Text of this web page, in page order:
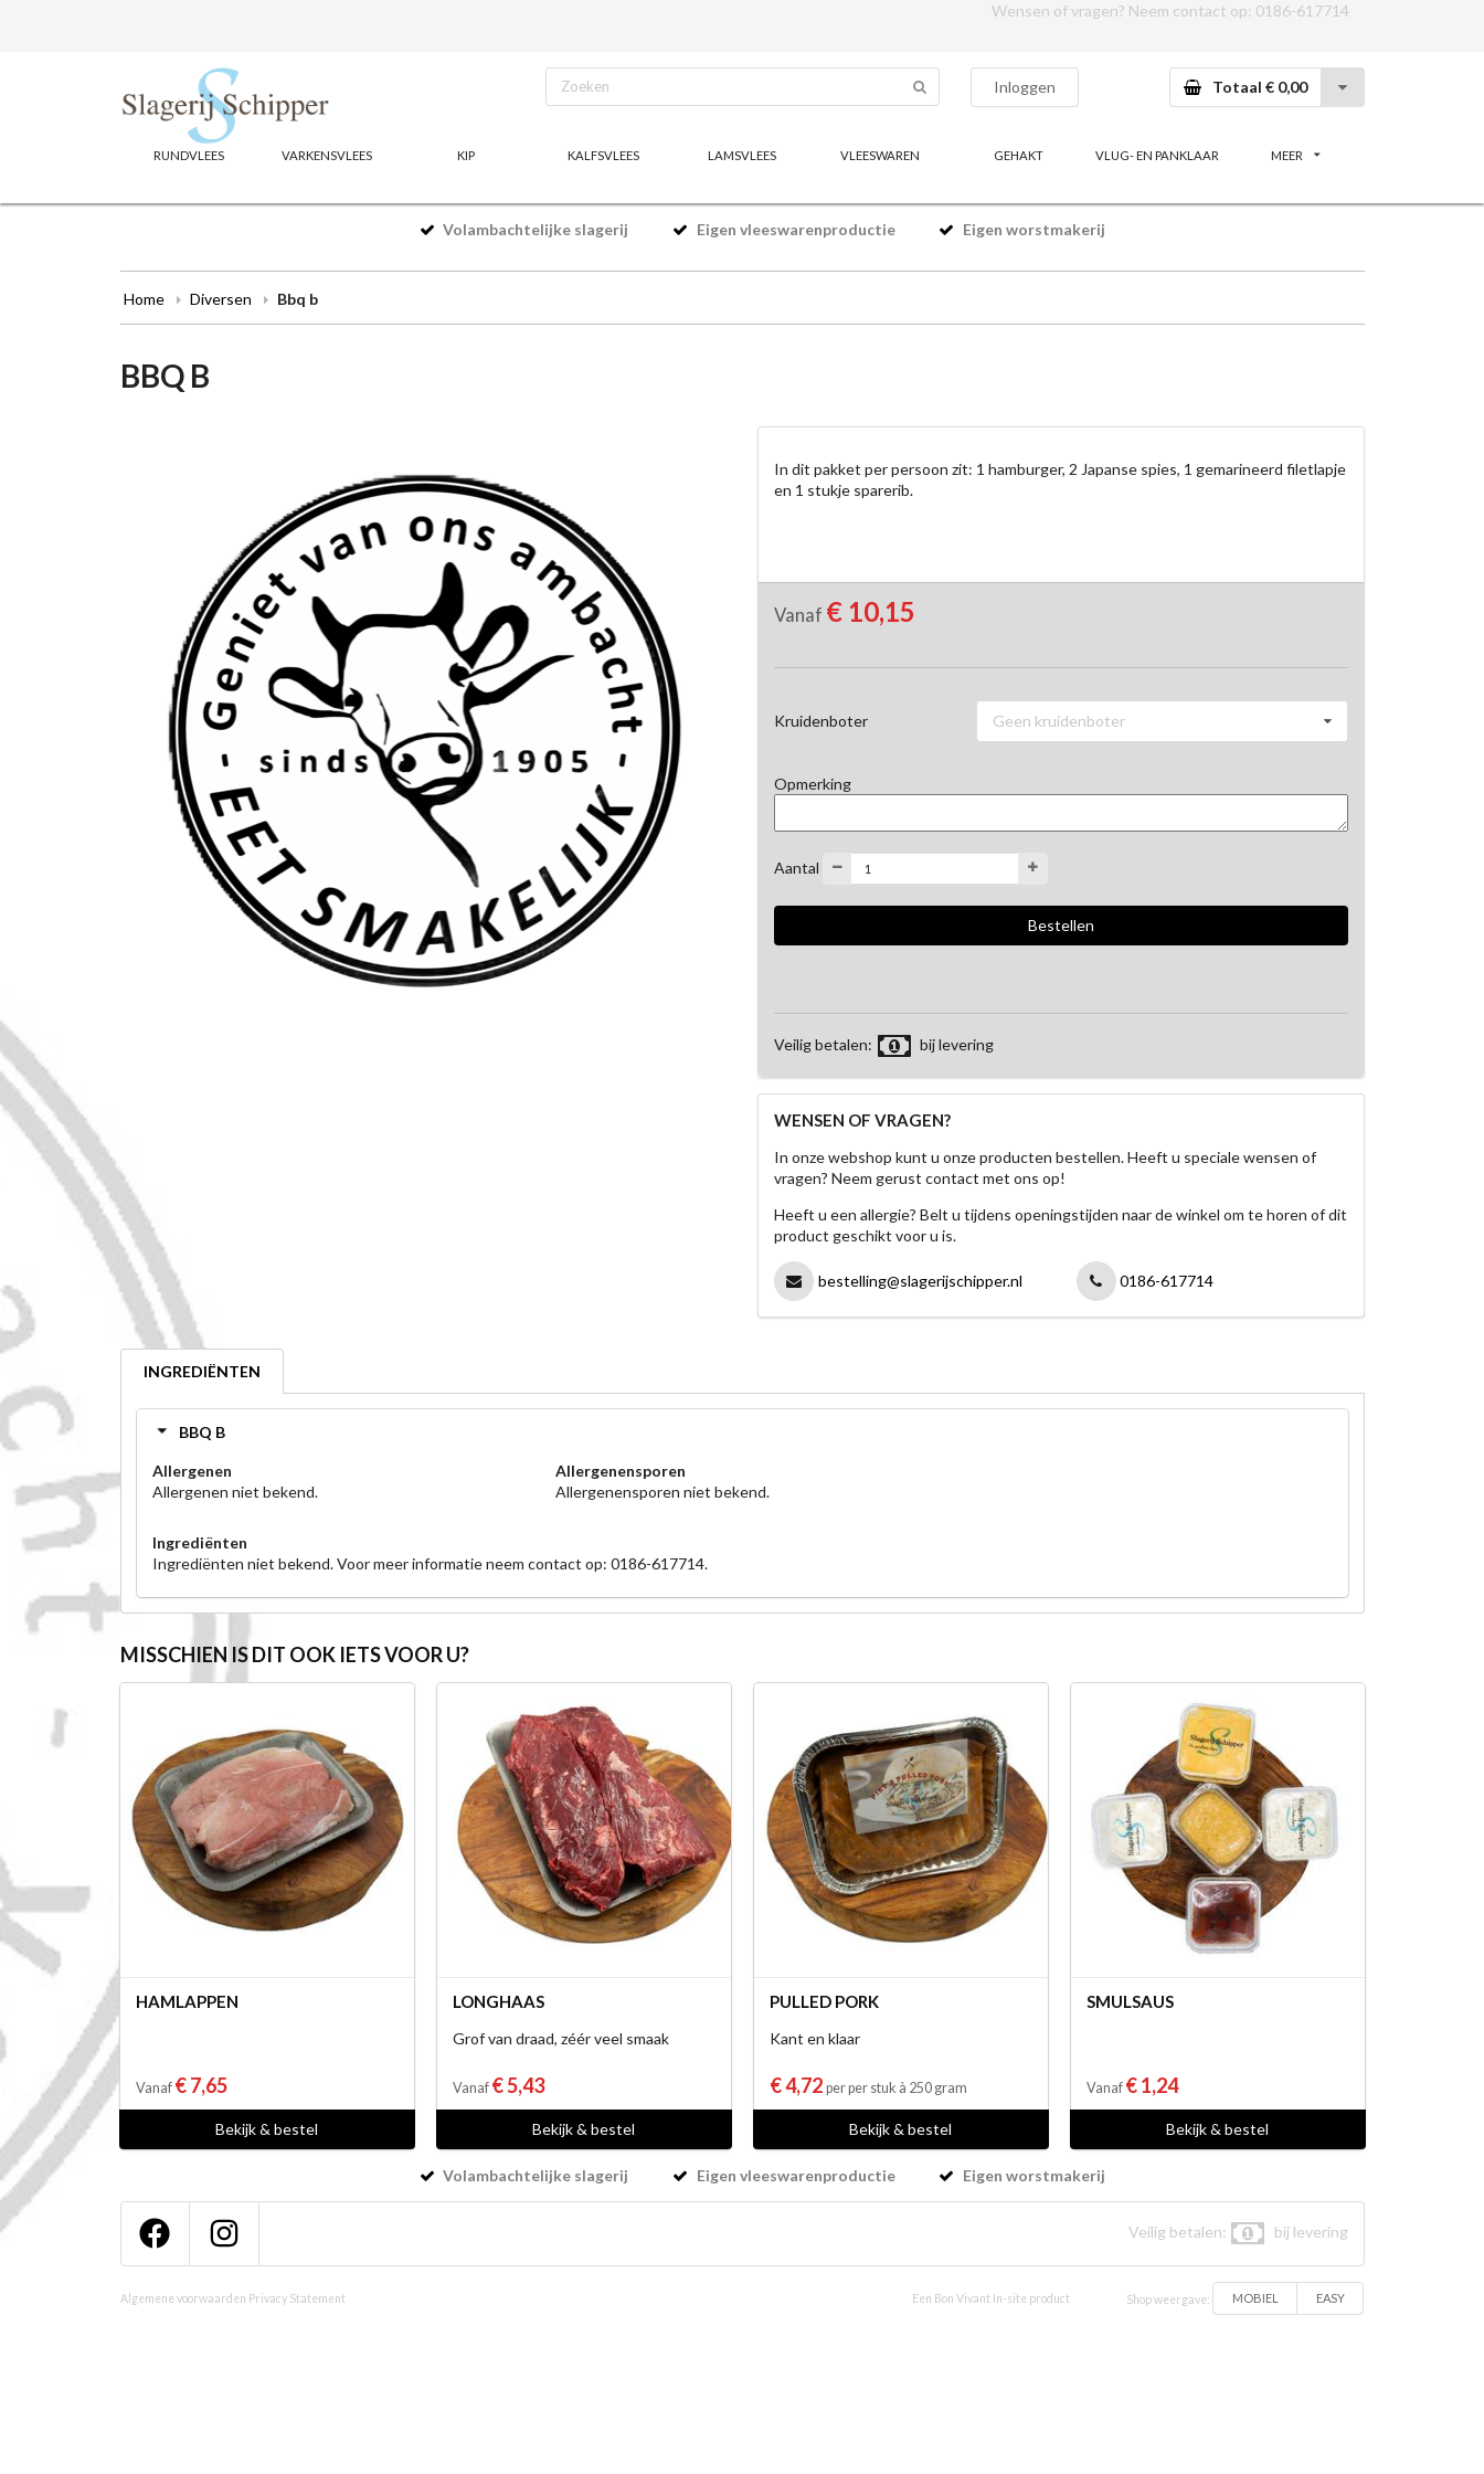
Wensen of vragen? Neem contact op: 0186-617714
Inloggen Totaal € 0,00
RUNDVLEES VARKENSVLEES KIP KALFSVLEES LAMSVLEES VLEESWAREN GEHAKT VLUG- EN PANKLAAR MEER
Volambachtelijke slagerij Eigen vleeswarenproductie Eigen worstmakerij
Home Diversen Bbq b
BBQ B
In dit pakket per persoon zit: 1 hamburger, 2 Japanse spies, 1 gemarineerd filetlapje
en 1 stukje sparerib.
Vanaf € 10,15
Kruidenboter Geen kruidenboter
Opmerking
Aantal
Veilig betalen: bij levering
WENSEN OF VRAGEN?
In onze webshop kunt u onze producten bestellen. Heeft u speciale wensen of
vragen? Neem gerust contact met ons op!
Heeft u een allergie? Belt u tijdens openingstijden naar de winkel om te horen of dit
product geschikt voor u is.
bestelling@slagerijschipper.nl 0186-617714
INGREDIËNTEN
BBQ B
Allergenen
Allergenen niet bekend.
Allergenensporen
Allergenensporen niet bekend.
Ingrediënten
Ingrediënten niet bekend. Voor meer informatie neem contact op: 0186-617714.
MISSCHIEN IS DIT OOK IETS VOOR U?
HAMLAPPEN
Vanaf € 7,65
Bekijk & bestel
LONGHAAS
Grof van draad, zéér veel smaak
Vanaf € 5,43
Bekijk & bestel
PULLED PORK
Kant en klaar
€ 4,72 per per stuk à 250 gram
Bekijk & bestel
SMULSAUS
Vanaf € 1,24
Bekijk & bestel
Volambachtelijke slagerij Eigen vleeswarenproductie Eigen worstmakerij
Veilig betalen: bij levering
Algemene voorwaarden Privacy Statement Een Bon Vivant In-site product Shop weergave: MOBIEL EASY